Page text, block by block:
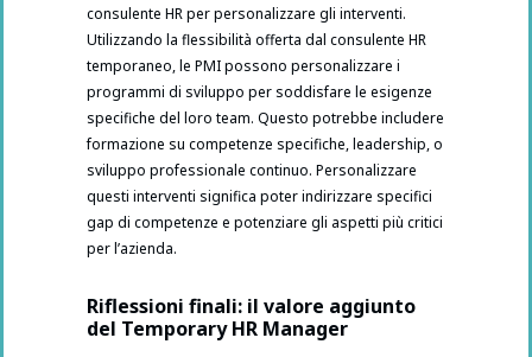
consulente HR per personalizzare gli interventi.
Utilizzando la flessibilità offerta dal consulente HR
temporaneo, le PMI possono personalizzare i
programmi di sviluppo per soddisfare le esigenze
specifiche del loro team. Questo potrebbe includere
formazione su competenze specifiche, leadership, o
sviluppo professionale continuo. Personalizzare
questi interventi significa poter indirizzare specifici
gap di competenze e potenziare gli aspetti più critici
per l’azienda.
Riflessioni finali: il valore aggiunto
del Temporary HR Manager